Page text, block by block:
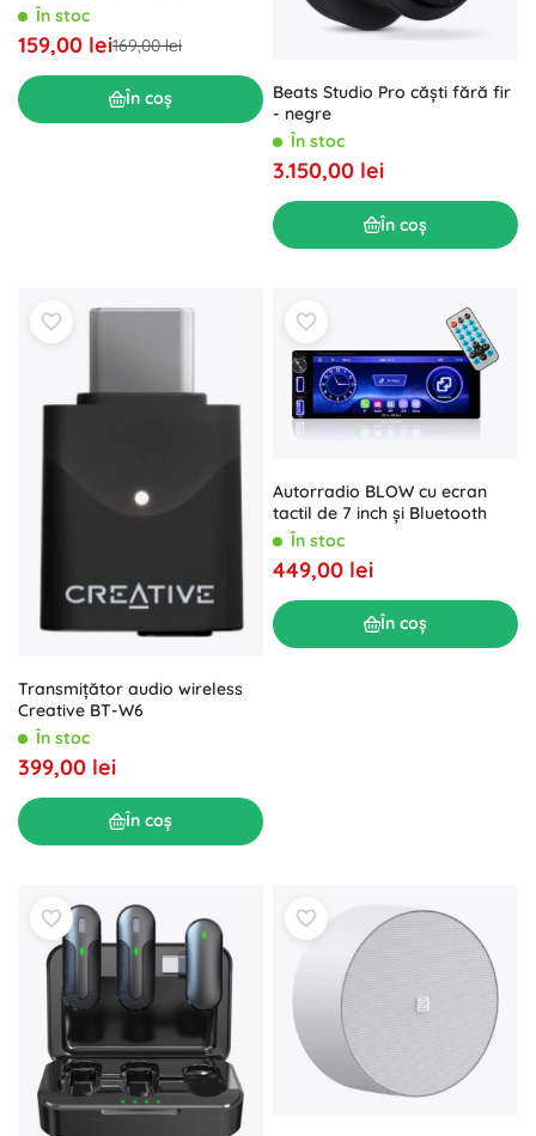
În stoc
159,00 lei169,00 lei
În coș
Beats Studio Pro căști fără fir
- negre
În stoc
3.150,00 lei
În coș
Transmițător audio wireless
Creative BT-W6
În stoc
399,00 lei
În coș
Autorradio BLOW cu ecran
tactil de 7 inch și Bluetooth
În stoc
449,00 lei
În coș